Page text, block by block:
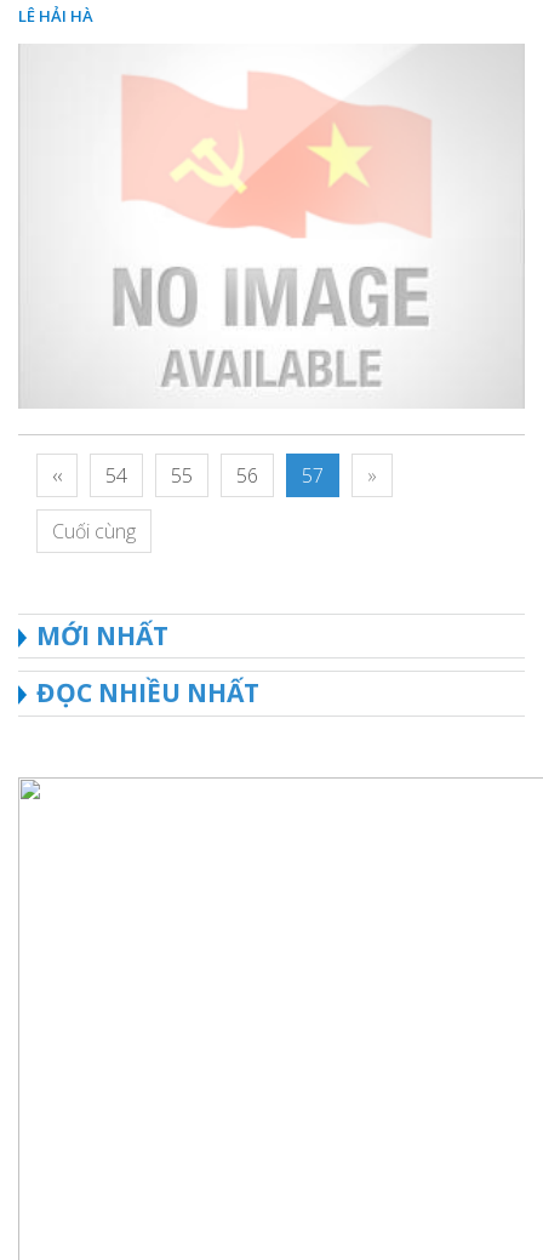
LÊ HẢI HÀ
‹‹ 54 55 56 57 »
Cuối cùng
MỚI NHẤT
ĐỌC NHIỀU NHẤT